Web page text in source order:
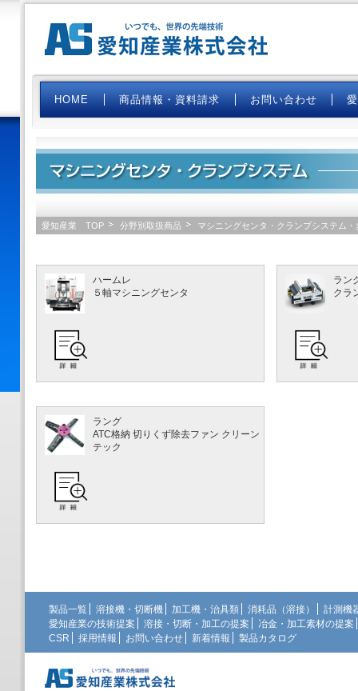
HOME 商品情報・資料請求 お問い合わせ
愛知産業 TOP 分野別取扱商品 マシニングセンタ・クランプシステム
ハームレ
５軸マシニングセンタ
ラン
クラ
ラング
ATC格納 切りくず除去ファン クリーン
テック
製品一覧 溶接機・切断機 加工機・治具類 消耗品（溶接）
計測機
愛知産業の技術提案
溶接・切断・加工の提案
冶金・加工素材の提案
CSR
採用情報 お問い合わせ 新着情報 製品カタログ